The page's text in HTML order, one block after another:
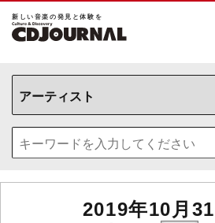
新しい⾳楽の発⾒と体験を
2019年10月31